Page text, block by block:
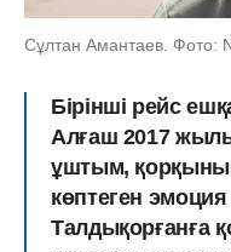
Сұлтан Амантаев. Фото:
Бірінші рейс
Алғаш 2017
ұштым,
көптеген
Талдықорғанға